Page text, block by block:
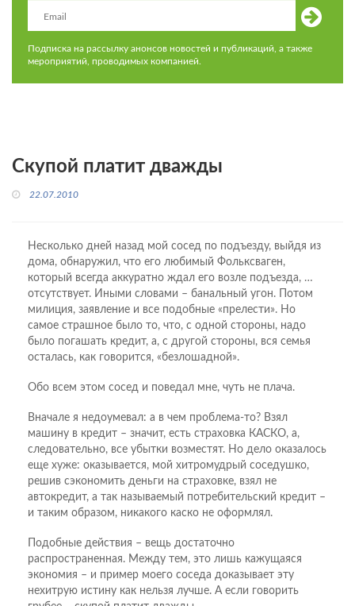
Подписка на рассылку анонсов новостей и публикаций, а также
мероприятий, проводимых компанией.
Скупой платит дважды
22.07.2010
Несколько дней назад мой сосед по подъезду, выйдя из
дома, обнаружил, что его любимый Фольксваген,
который всегда аккуратно ждал его возле подъезда, …
отсутствует. Иными словами – банальный угон. Потом
милиция, заявление и все подобные «прелести». Но
самое страшное было то, что, с одной стороны, надо
было погашать кредит, а, с другой стороны, вся семья
осталась, как говорится, «безлошадной».
Обо всем этом сосед и поведал мне, чуть не плача.
Вначале я недоумевал: а в чем проблема-то? Взял
машину в кредит – значит, есть страховка КАСКО, а,
следовательно, все убытки возместят. Но дело оказалось
еще хуже: оказывается, мой хитромудрый соседушко,
решив сэкономить деньги на страховке, взял не
автокредит, а так называемый потребительский кредит –
и таким образом, никакого каско не оформлял.
Подобные действия – вещь достаточно
распространенная. Между тем, это лишь кажущаяся
экономия – и пример моего соседа доказывает эту
нехитрую истину как нельзя лучше. А если говорить